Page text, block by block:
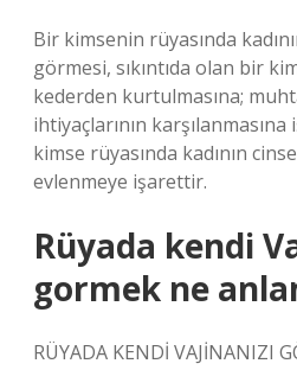
Bir kimsenin rüyasında
görmesi, sıkıntıda olan bir
kederden kurtulmasına;
ihtiyaçlarının
kimse rüyasında kadının
evlenmeye işarettir.
Rüyada kendi
gormek ne
RÜYADA KENDİ VAJİNANIZI